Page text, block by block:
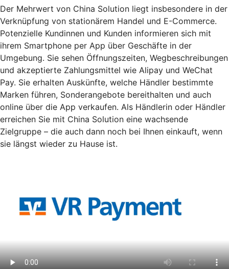
Der Mehrwert von China Solution liegt insbesondere in der
Verknüpfung von stationärem Handel und E-Commerce.
Potenzielle Kundinnen und Kunden informieren sich mit
ihrem Smartphone per App über Geschäfte in der
Umgebung. Sie sehen Öffnungszeiten, Wegbeschreibungen
und akzeptierte Zahlungsmittel wie Alipay und WeChat
Pay. Sie erhalten Auskünfte, welche Händler bestimmte
Marken führen, Sonderangebote bereithalten und auch
online über die App verkaufen. Als Händlerin oder Händler
erreichen Sie mit China Solution eine wachsende
Zielgruppe – die auch dann noch bei Ihnen einkauft, wenn
sie längst wieder zu Hause ist.